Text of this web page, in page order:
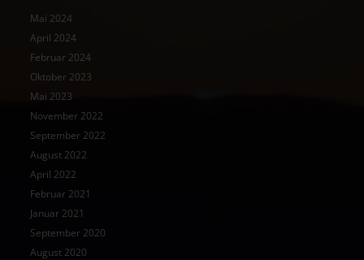
Mai 2024
April 2024
Februar 2024
Oktober 2023
Mai 2023
November 2022
September 2022
August 2022
April 2022
Februar 2021
Januar 2021
September 2020
August 2020